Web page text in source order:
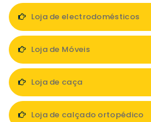
Loja de electrodomésticos
Loja de Móveis
Loja de caça
Loja de calçado ortopédico